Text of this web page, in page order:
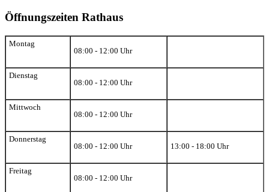
Öffnungszeiten Rathaus
Montag
08:00 - 12:00 Uhr
Dienstag
08:00 - 12:00 Uhr
Mittwoch
08:00 - 12:00 Uhr
Donnerstag
08:00 - 12:00 Uhr
13:00 - 18:00 Uhr
Freitag
08:00 - 12:00 Uhr